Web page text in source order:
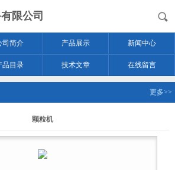
限公司
司简介 产品展示 新闻中心
品目录 技术文章 在线留言
更多>>
颗粒机